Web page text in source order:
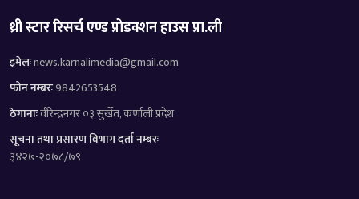
थ्री स्टार रिसर्च एण्ड प्रोडक्शन हाउस प्रा.ली
इमेलःnews.karnalimedia@gmail.com
फोन नम्बरः9842653548
ठेगानाःवीरेन्द्रनगर ०३ सुर्खेत, कर्णाली प्रदेश
सूचना तथा प्रसारण विभाग दर्ता नम्बरः
३४२७-२०७८/७९